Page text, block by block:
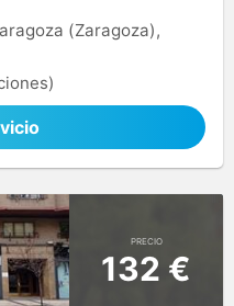
(Zaragoza),
PRECIO
132 €